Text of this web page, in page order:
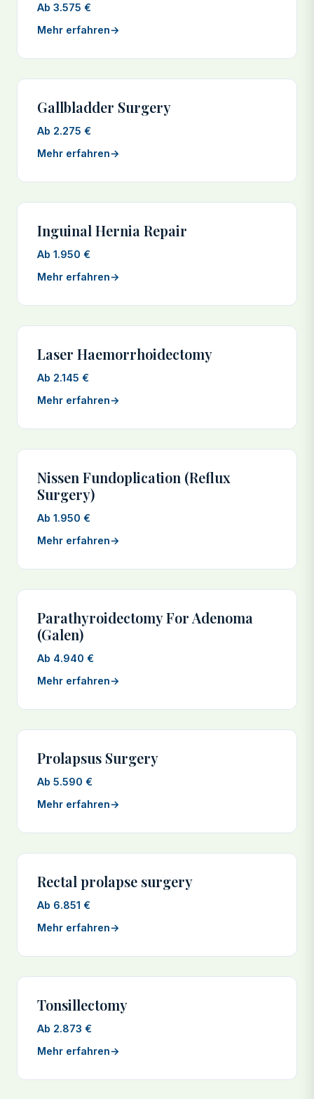
Ab 3.575 €
Mehr erfahren→
Gallbladder Surgery
Ab 2.275 €
Mehr erfahren→
Inguinal Hernia Repair
Ab 1.950 €
Mehr erfahren→
Laser Haemorrhoidectomy
Ab 2.145 €
Mehr erfahren→
Nissen Fundoplication (Reflux
Surgery)
Ab 1.950 €
Mehr erfahren→
Parathyroidectomy For Adenoma
(Galen)
Ab 4.940 €
Mehr erfahren→
Prolapsus Surgery
Ab 5.590 €
Mehr erfahren→
Rectal prolapse surgery
Ab 6.851 €
Mehr erfahren→
Tonsillectomy
Ab 2.873 €
Mehr erfahren→